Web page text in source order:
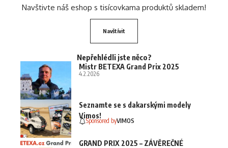
Navštivte náš eshop s tisícovkama produktů skladem!
Navštívit
Nepřehlédli jste něco?
Mistr BETEXA Grand Prix 2025
4.2.2026
Seznamte se s dakarskými modely
Vimos!
Sponsored byVIMOS
GRAND PRIX 2025 – ZÁVĚREČNÉ